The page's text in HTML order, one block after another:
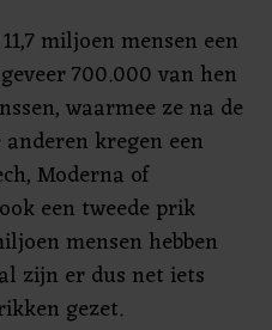
miljoen mensen een
700.000 van hen
waarmee ze na de
kregen een
Moderna of
een tweede prik
mensen hebben
zijn er dus net iets
gezet.